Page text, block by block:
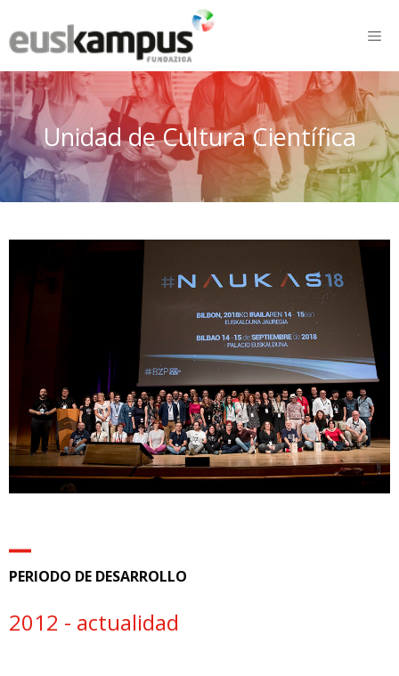
Unidad de Cultura Científica
PERIODO DE DESARROLLO
2012 - actualidad